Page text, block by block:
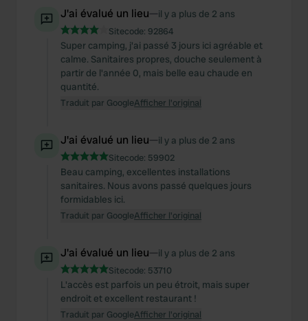
J'ai évalué un lieu—il y a plus de 2 ans
Sitecode: 92864
Super camping, j'ai passé 3 jours ici agréable et
calme. Sanitaires propres, douche seulement à
partir de l'année 0, mais belle eau chaude en
quantité.
Traduit par GoogleAfficher l'original
J'ai évalué un lieu—il y a plus de 2 ans
Sitecode: 59902
Beau camping, excellentes installations
sanitaires. Nous avons passé quelques jours
formidables ici.
Traduit par GoogleAfficher l'original
J'ai évalué un lieu—il y a plus de 2 ans
Sitecode: 53710
L'accès est parfois un peu étroit, mais super
endroit et excellent restaurant !
Traduit par GoogleAfficher l'original